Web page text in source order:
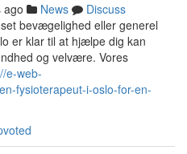
ago News
Discuss
bevægelighed eller generel
er klar til at hjælpe dig kan
og velvære. Vores
e-web-
fysioterapeut-i-oslo-for-en-